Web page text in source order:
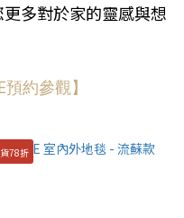
多對於家的靈感與想
預約參觀】
78折